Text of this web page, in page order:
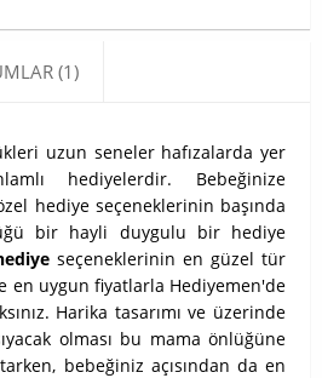
(1)
uzun seneler hafızalarda yer
hediyelerdir. Bebeğinize
hediye seçeneklerinin başında
bir hayli duygulu bir hediye
seçeneklerinin en güzel tür
en uygun fiyatlarla Hediyemen'de
Harika tasarımı ve üzerinde
olması bu mama önlüğüne
bebeğiniz açısından da en